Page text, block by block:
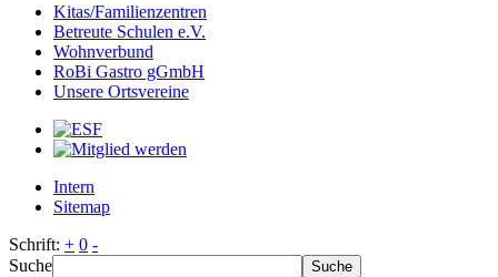
Kitas/Familienzentren
Betreute Schulen e.V.
Wohnverbund
RoBi Gastro gGmbH
Unsere Ortsvereine
Intern
Sitemap
Schrift: + 0 -
Suche
Suche